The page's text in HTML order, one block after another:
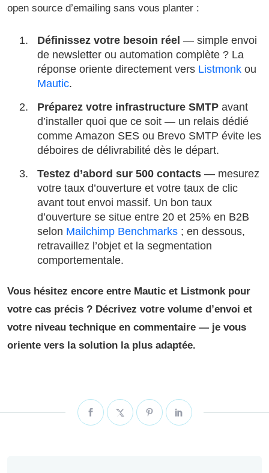
open source d’emailing sans vous planter :
Définissez votre besoin réel — simple envoi
de newsletter ou automation complète ? La
réponse oriente directement vers Listmonk ou
Mautic.
Préparez votre infrastructure SMTP avant
d’installer quoi que ce soit — un relais dédié
comme Amazon SES ou Brevo SMTP évite les
déboires de délivrabilité dès le départ.
Testez d’abord sur 500 contacts — mesurez
votre taux d’ouverture et votre taux de clic
avant tout envoi massif. Un bon taux
d’ouverture se situe entre 20 et 25% en B2B
selon Mailchimp Benchmarks ; en dessous,
retravaillez l’objet et la segmentation
comportementale.
Vous hésitez encore entre Mautic et Listmonk pour
votre cas précis ? Décrivez votre volume d’envoi et
votre niveau technique en commentaire — je vous
oriente vers la solution la plus adaptée.